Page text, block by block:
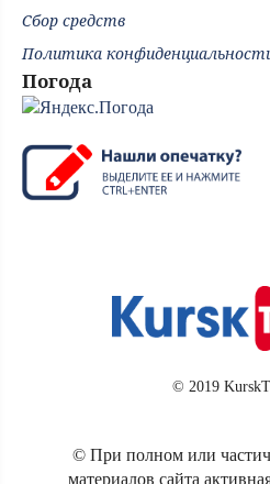
Сбор средств
Политика
Погода
© 2019
© При полном или
материалов сайта